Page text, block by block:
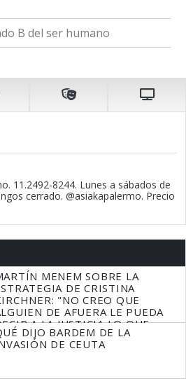
B del ser humano
11.2492-8244. Lunes a sábados de
cerrado. @asiakapalermo. Precio
MENEM SOBRE LA
DE CRISTINA
"NO CREO QUE
DE AFUERA LE PUEDA
A LA JUSTICIA LO QUE
QUE HACER"
DIJO BARDEM DE LA
DE CEUTA